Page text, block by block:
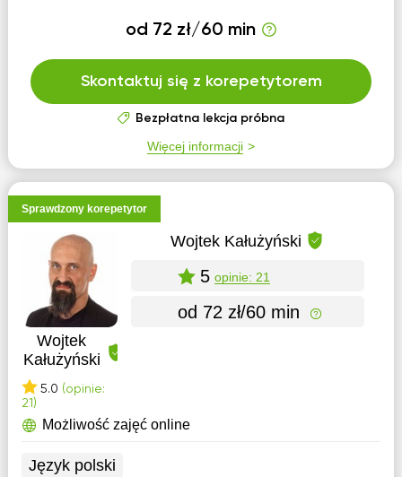
od 72 zł/60 min
Skontaktuj się z korepetytorem
Bezpłatna lekcja próbna
Więcej informacji
Sprawdzony korepetytor
Wojtek
Kałużyński
5.0 (opinie:
21)
Wojtek Kałużyński
5 opinie: 21
od 72 zł/60 min
Możliwość zajęć online
Język polski